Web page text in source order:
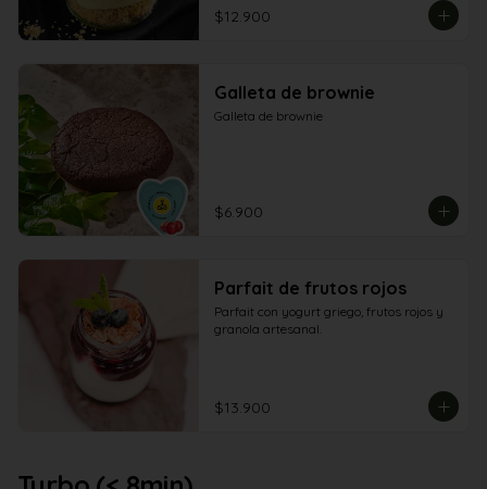
$12.900
Galleta de brownie
Galleta de brownie
$6.900
Parfait de frutos rojos
Parfait con yogurt griego, frutos rojos y
granola artesanal.
$13.900